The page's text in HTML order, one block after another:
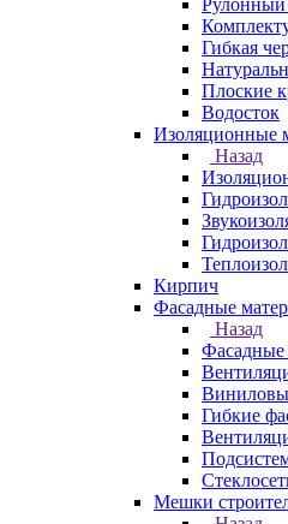
Рулонный
Гибкая
Плоские
Водосток
Изоляционные
Назад
Кирпич
Фасадные
Назад
Фасадные
Гибкие
Мешки